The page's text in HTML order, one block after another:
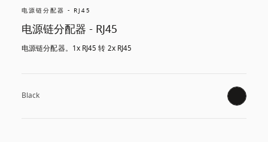
电源链分配器 - RJ45
电源链分配器 - RJ45
电源链分配器。1x RJ45 转 2x RJ45
Black